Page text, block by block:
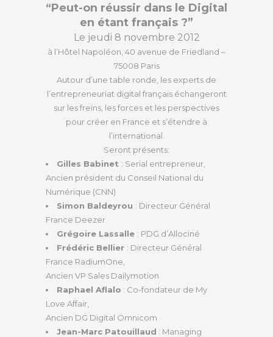
“Peut-on réussir dans le Digital
en étant français ?”
Le jeudi 8 novembre 2012
à l’Hôtel Napoléon, 40 avenue de Friedland –
75008 Paris
Autour d’une table ronde, les experts de
l’entrepreneuriat digital français échangeront
sur les freins, les forces et les perspectives
pour créer en France et s’étendre à
l’international.
Seront présents:
Gilles Babinet : Serial entrepreneur,
Ancien président du Conseil National du
Numérique (CNN)
Simon Baldeyrou : Directeur Général
France Deezer
Grégoire Lassalle : PDG d’Allociné
Frédéric Bellier : Directeur Général
France RadiumOne,
Ancien VP Sales Dailymotion
Raphael Aflalo : Co-fondateur de My
Love Affair,
Ancien DG Digital Omnicom
Jean-Marc Patouillaud : Managing